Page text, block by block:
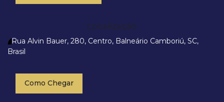
Localização
Rua Alvin Bauer, 280, Centro, Balneário Camboriú, SC,
Brasil
Como Chegar